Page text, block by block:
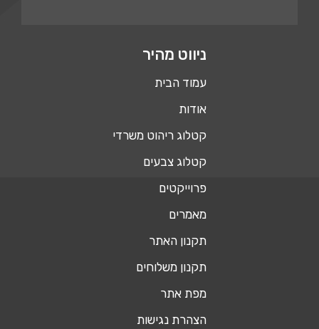
ניווט מהיר
עמוד הבית
אודות
קטלוג ריהוט משרדי
קטלוג צבעים
פרוייקטים
מאמרים
תקנון האתר
תקנון משלוחים
מפת אתר
הצהרת נגישות